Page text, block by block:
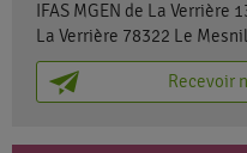
IFAS MGEN de La
La Verrière 78322 Le
Recevoir